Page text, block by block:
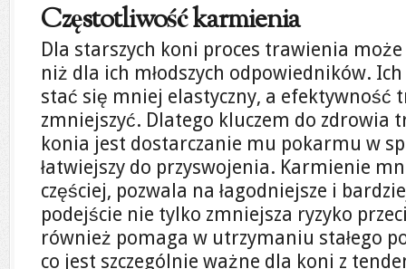
Częstotliwość karmienia
Dla starszych koni proces trawienia
niż dla ich młodszych odpowiedników.
stać się mniej elastyczny, a efektywność
zmniejszyć. Dlatego kluczem do zdrowia
konia jest dostarczanie mu pokarmu w
łatwiejszy do przyswojenia. Karmienie
częściej, pozwala na łagodniejsze i
podejście nie tylko zmniejsza ryzyko
również pomaga w utrzymaniu stałego
co jest szczególnie ważne dla koni z